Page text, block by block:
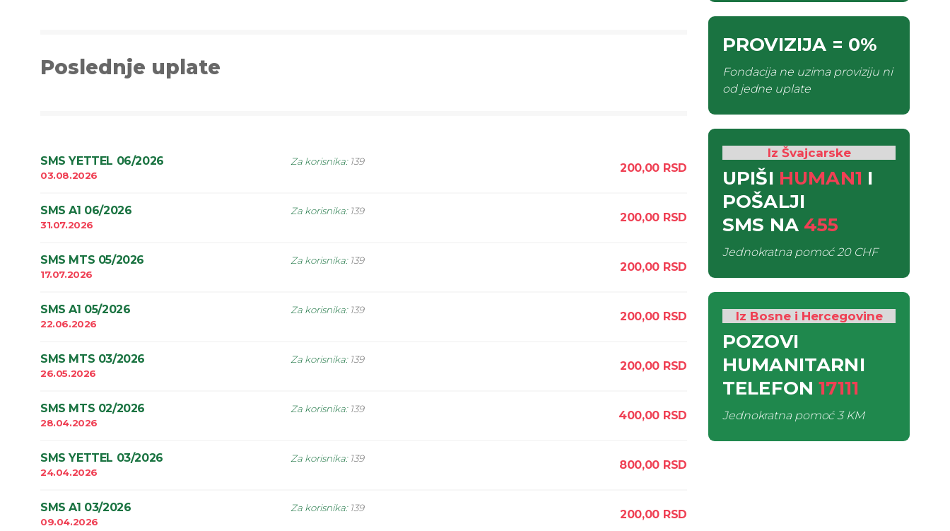
Poslednje uplate
SMS YETTEL 06/2026
03.08.2026
Za korisnika: 139 200,00 RSD
SMS A1 06/2026
31.07.2026
Za korisnika: 139 200,00 RSD
SMS MTS 05/2026
17.07.2026
Za korisnika: 139 200,00 RSD
SMS A1 05/2026
22.06.2026
Za korisnika: 139 200,00 RSD
SMS MTS 03/2026
26.05.2026
Za korisnika: 139 200,00 RSD
SMS MTS 02/2026
28.04.2026
Za korisnika: 139 400,00 RSD
SMS YETTEL 03/2026
24.04.2026
Za korisnika: 139 800,00 RSD
SMS A1 03/2026
09.04.2026
Za korisnika: 139 200,00 RSD
PROVIZIJA = 0%
Fondacija ne uzima proviziju ni
od jedne uplate
Iz Švajcarske
UPIŠI HUMAN1 I
POŠALJI
SMS NA 455
Jednokratna pomoć20 CHF
Iz Bosne i Hercegovine
POZOVI
HUMANITARNI
TELEFON 17111
Jednokratna pomoć3 KM